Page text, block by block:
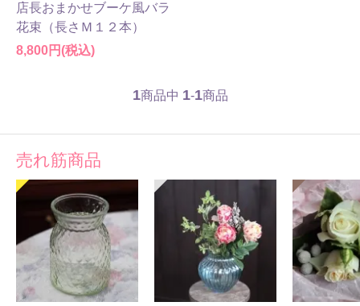
店長おまかせブーケ風バラ
花束（長さＭ１２本）
8,800円(税込)
1商品中 1-1商品
売れ筋商品